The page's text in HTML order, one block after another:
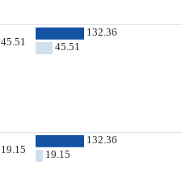
45.51
132.36
45.51
19.15
132.36
19.15